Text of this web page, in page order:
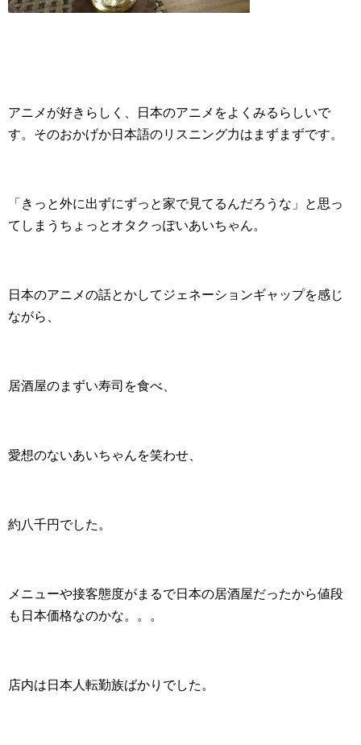
アニメが好きらしく、日本のアニメをよくみるらしいで
す。そのおかげか日本語のリスニング力はまずまずです。
「きっと外に出ずにずっと家で見てるんだろうな」と思っ
てしまうちょっとオタクっぽいあいちゃん。
日本のアニメの話とかしてジェネーションギャップを感じ
ながら、
居酒屋のまずい寿司を食べ、
愛想のないあいちゃんを笑わせ、
約八千円でした。
メニューや接客態度がまるで日本の居酒屋だったから値段
も日本価格なのかな。。。
店内は日本人転勤族ばかりでした。